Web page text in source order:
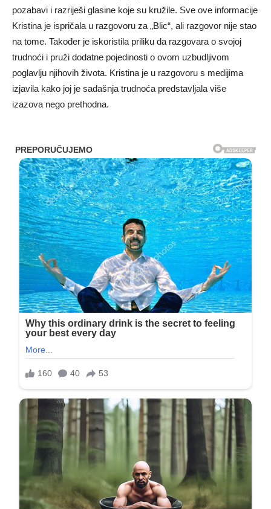
pozabavi i razriješi glasine koje su kružile. Sve ove informacije
Kristina je ispričala u razgovoru za „Blic“, ali razgovor nije stao
na tome. Također je iskoristila priliku da razgovara o svojoj
trudnoći i pruži dodatne pojedinosti o ovom uzbudljivom
poglavlju njihovih života. Kristina je u razgovoru s medijima
izjavila kako joj je sadašnja trudnoća predstavljala više
izazova nego prethodna.